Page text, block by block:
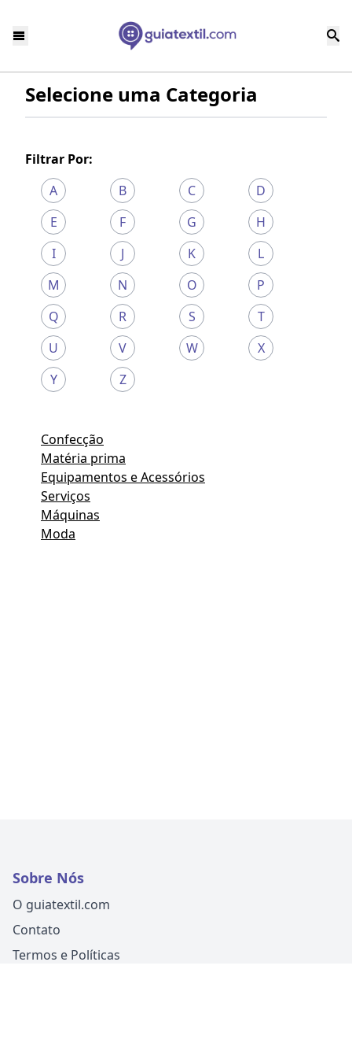
Selecione uma Categoria
Filtrar Por:
A
B C
D
E
F G
H
I
J K
L
M
N O
P
Q
R S
T
U
V W
X
Y
Z
Confecção
Matéria prima
Equipamentos e Acessórios
Serviços
Máquinas
Moda
Sobre Nós
O guiatextil.com
Contato
Termos e Políticas